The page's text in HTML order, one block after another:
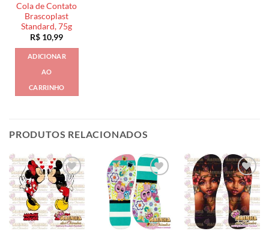
Cola de Contato
Brascoplast
Standard, 75g
R$ 10,99
ADICIONAR
AO
CARRINHO
PRODUTOS RELACIONADOS